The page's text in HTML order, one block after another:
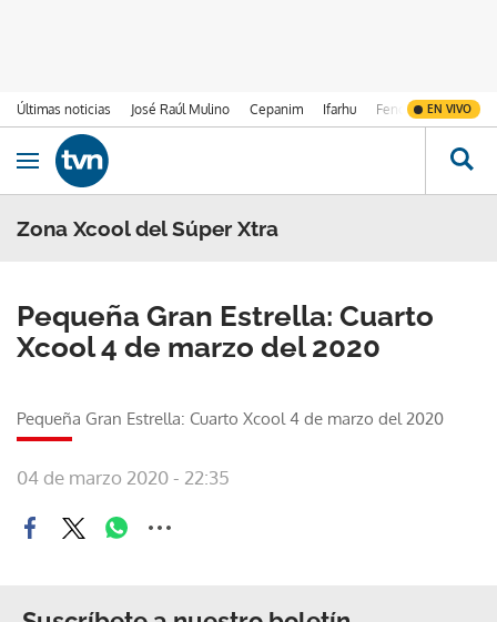
Últimas noticias José Raúl Mulino Cepanim Ifarhu Fenómeno de El
EN VIVO
Ir al contenido
Obrir navegació
Zona Xcool del Súper Xtra
Pequeña Gran Estrella: Cuarto
Xcool 4 de marzo del 2020
Pequeña Gran Estrella: Cuarto Xcool 4 de marzo del 2020
04 de marzo 2020 - 22:35